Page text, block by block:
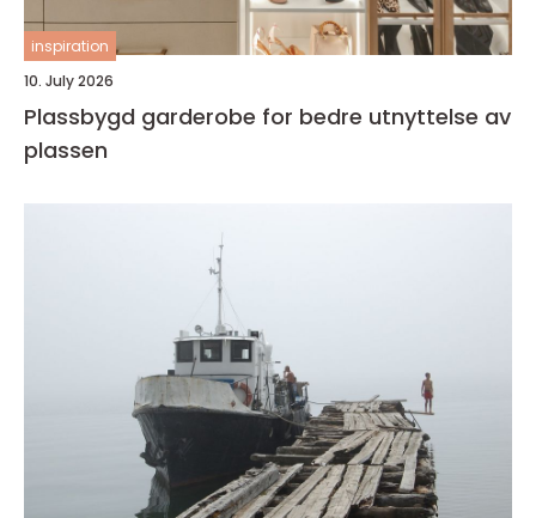
inspiration
10. July 2026
Plassbygd garderobe for bedre utnyttelse av
plassen